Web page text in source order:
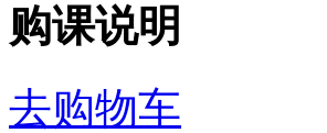
购课说明
去购物车